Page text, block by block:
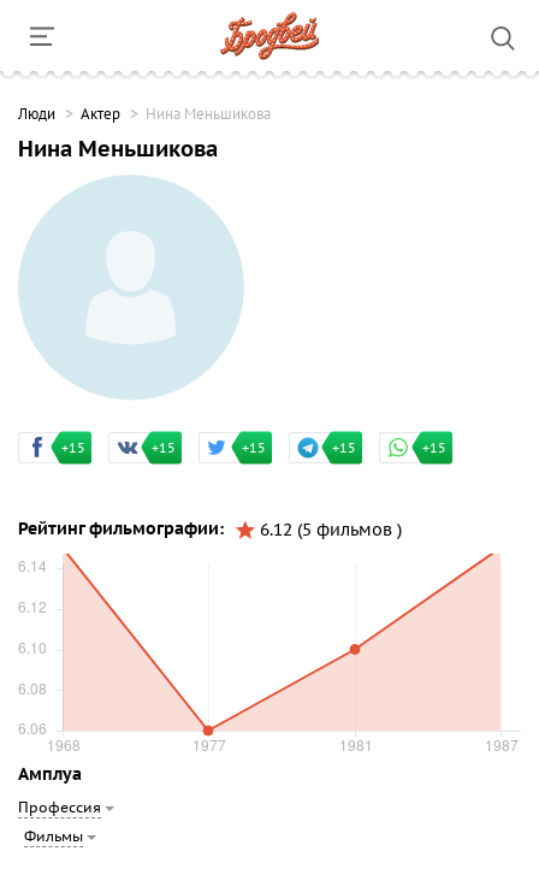
Люди Актер Нина Меньшикова
Нина Меньшикова
+15 +15 +15 +15 +15
Рейтинг фильмографии: 6.12 (5 фильмов )
Амплуа
Профессия
Фильмы